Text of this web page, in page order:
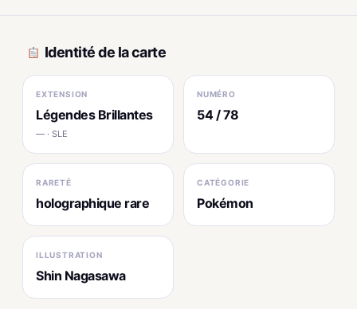
Identité de la carte
EXTENSION
Légendes Brillantes
— · SLE
NUMÉRO
54 / 78
RARETÉ
holographique rare
CATÉGORIE
Pokémon
ILLUSTRATION
Shin Nagasawa